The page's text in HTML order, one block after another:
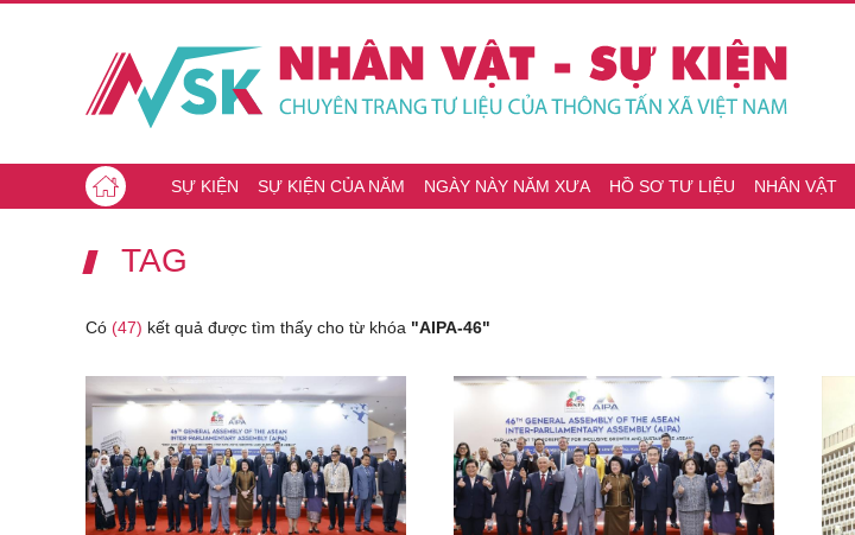
SỰ KIỆN SỰ KIỆN CỦA NĂM NGÀY NÀY NĂM XƯA HỒ SƠ TƯ LIỆU NHÂN VẬT
TAG
Có (47) kết quả được tìm thấy cho từ khóa "AIPA-46"